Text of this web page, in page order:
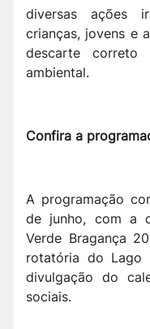
diversas ações
crianças, jovens e
descarte correto
ambiental.
Confira a
A programação
de junho, com a
Verde Bragança
rotatória do Lago
divulgação do
sociais.